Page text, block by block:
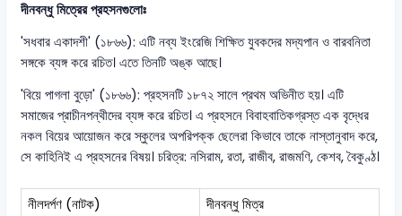
দীনবন্ধু মিত্রের প্রহসনগুলোঃ
'সধবার একাদশী' (১৮৬৬): এটি নব্য ইংরেজি শিক্ষিত যুবকদের মদ্যপান ও বারবনিতা
সঙ্গকে ব্যঙ্গ করে রচিত। এতে তিনটি অঙ্ক আছে।
'বিয়ে পাগলা বুড়ো' (১৮৬৬): প্রহসনটি ১৮৭২ সালে প্রথম অভিনীত হয়। এটি
সমাজের প্রাচীনপন্থীদের ব্যঙ্গ করে রচিত। এ প্রহসনে বিবাহবাতিকগ্রস্ত এক বৃদ্ধের
নকল বিয়ের আয়োজন করে স্কুলের অপরিপক্ক ছেলেরা কিভাবে তাকে নাস্তানুবাদ করে,
সে কাহিনিই এ প্রহসনের বিষয়। চরিত্র: নসিরাম, রতা, রাজীব, রাজমণি, কেশব, বৈকুণ্ঠ।
নীলদর্পণ (নাটক)
দীনবন্ধু মিত্র